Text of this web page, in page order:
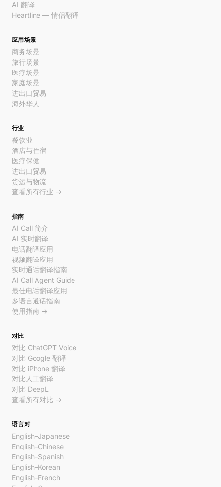
AI 翻译
Heartline — 情侣翻译
应用场景
商务场景
旅行场景
医疗场景
家庭场景
进出口贸易
海外华人
行业
餐饮业
酒店与住宿
医疗保健
进出口贸易
货运与物流
查看所有行业 →
指南
AI Call 简介
AI 实时翻译
电话翻译应用
视频翻译应用
实时通话翻译指南
AI Call Agent Guide
最佳电话翻译应用
多语言通话指南
使用指南 →
对比
对比 ChatGPT Voice
对比 Google 翻译
对比 iPhone 翻译
对比人工翻译
对比 DeepL
查看所有对比 →
语言对
English–Japanese
English–Chinese
English–Spanish
English–Korean
English–French